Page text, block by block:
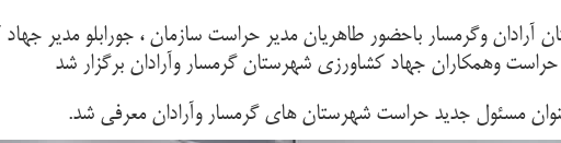
وگرمسار باحضور طاهریان مدیر حراست سازمان ، جورابلو مدیر
وهمکاران جهاد کشاورزی شهرستان گرمسار وآرادان برگزار شد
مسئول جدید حراست شهرستان های گرمسار وآرادان معرفی شد.